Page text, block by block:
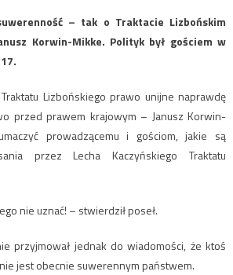
– tak o Traktacie Lizbońskim
Korwin-Mikke. Polityk był gościem w
Lizbońskiego prawo unijne naprawdę
przed prawem krajowym – Janusz Korwin-
prowadzącemu i gościom, jakie są
przez Lecha Kaczyńskiego Traktatu
nie uznać! – stwierdził poseł.
przyjmował jednak do wiadomości, że ktoś
jest obecnie suwerennym państwem.